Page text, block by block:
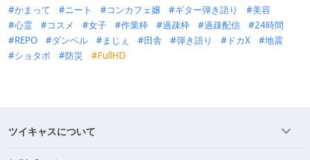
かまって
ニート コンカフェ嬢 ギター弾き語り
美容
心霊
コスメ 女子 作業枠 過疎枠 過疎配信
24時間
REPO
ダンベル まじぇ 田舎 弾き語り ドカX
地震
ショタボ
防災 FullHD
ツイキャスについて